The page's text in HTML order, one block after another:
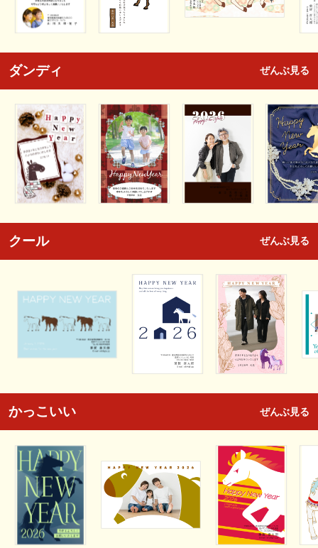
ダンディ ぜんぶ見る
クール ぜんぶ見る
かっこいい ぜんぶ見る